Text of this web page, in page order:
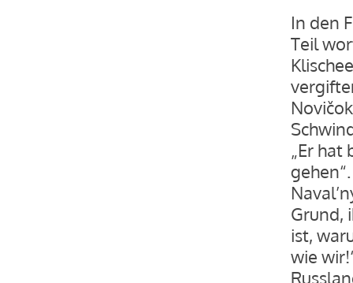
In den
Teil
„Er
Grund,
ist,
wie